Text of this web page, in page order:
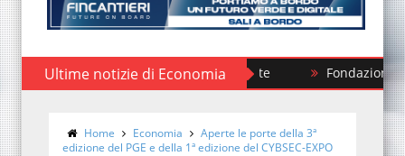
Ultime notizie di Economia Fondazione FS,
Home Economia
Aperte le porte della 3ª
edizione del PGE e della 1ª edizione del CYBSEC-EXPO